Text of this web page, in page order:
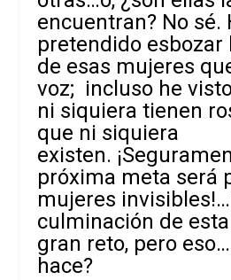
encuentran? No sé.
pretendido esbozar
de esas mujeres
voz; incluso he
ni siquiera tienen
que ni siquiera
existen.
próxima meta será
mujeres
culminación de
gran reto, pero
hace?